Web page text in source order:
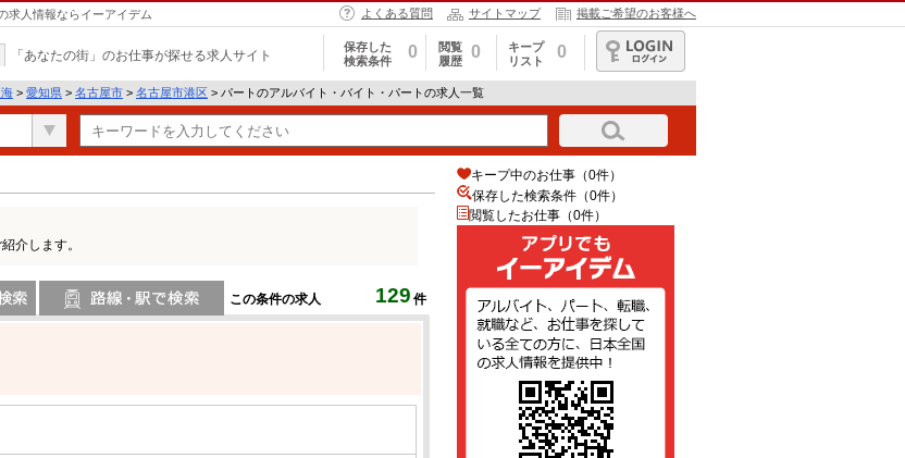
求人情報ならイーアイデム よくある質問 サイトマップ 掲載ご希望のお客様へ
「あなたの街」のお仕事が探せる求人サイト
保存した
検索条件
0
閲覧
履歴
0
キープ
リスト
0
ログイン
> 愛知県 > 名古屋市 > 名古屋市港区 > パートのアルバイト・バイト・パートの求人一覧
介します。
この条件の求人 129 件
キープ中のお仕事（0件）
保存した検索条件（0件）
閲覧したお仕事（0件）